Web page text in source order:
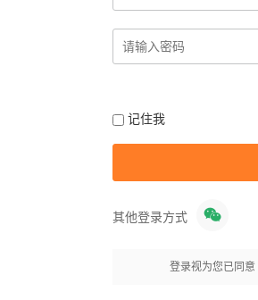
记住我
其他登录方式
登录视为您已同意